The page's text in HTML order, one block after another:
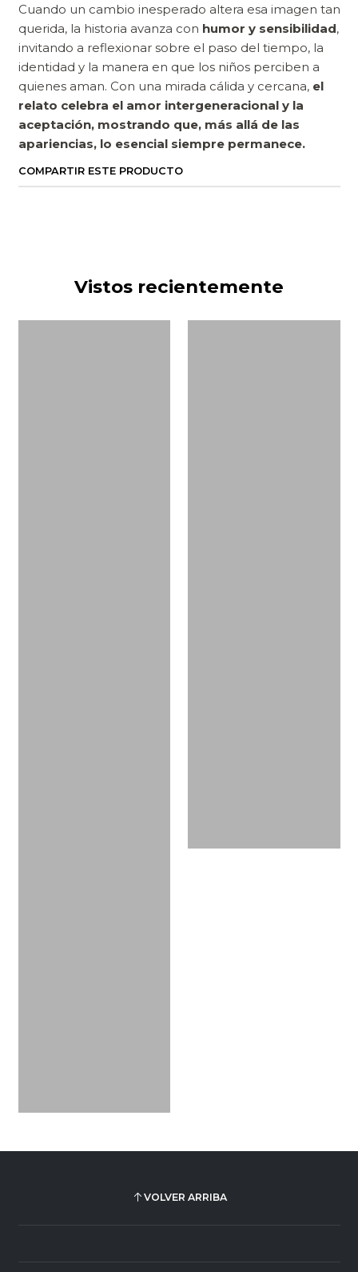
Cuando un cambio inesperado altera esa imagen tan
querida, la historia avanza con humor y sensibilidad,
invitando a reflexionar sobre el paso del tiempo, la
identidad y la manera en que los niños perciben a
quienes aman. Con una mirada cálida y cercana, el
relato celebra el amor intergeneracional y la
aceptación, mostrando que, más allá de las
apariencias, lo esencial siempre permanece.
COMPARTIR ESTE PRODUCTO
Vistos recientemente
VOLVER ARRIBA